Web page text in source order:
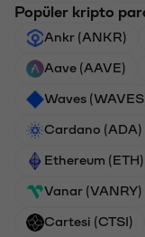
Popüler kripto
Ankr (ANKR)
Aave (AAVE)
Waves
Cardano (ADA)
Ethereum (ETH)
Vanar (VANRY)
Cartesi (CTSI)